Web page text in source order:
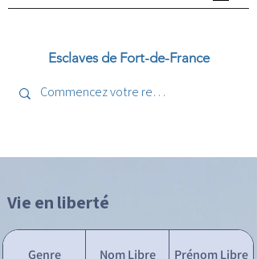
Esclaves de Fort-de-France
Vie en liberté
Genre Nom Libre Prénom Libre